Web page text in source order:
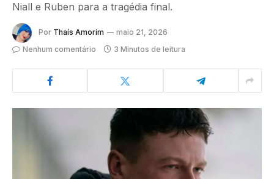
Niall e Ruben para a tragédia final.
Por Thaís Amorim
maio 21, 2026
Nenhum comentário
3 Minutos de leitura